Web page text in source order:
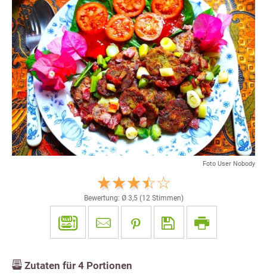
Foto User Nobody
Bewertung: Ø 3,5(12Stimmen)
Zutaten für 4 Portionen